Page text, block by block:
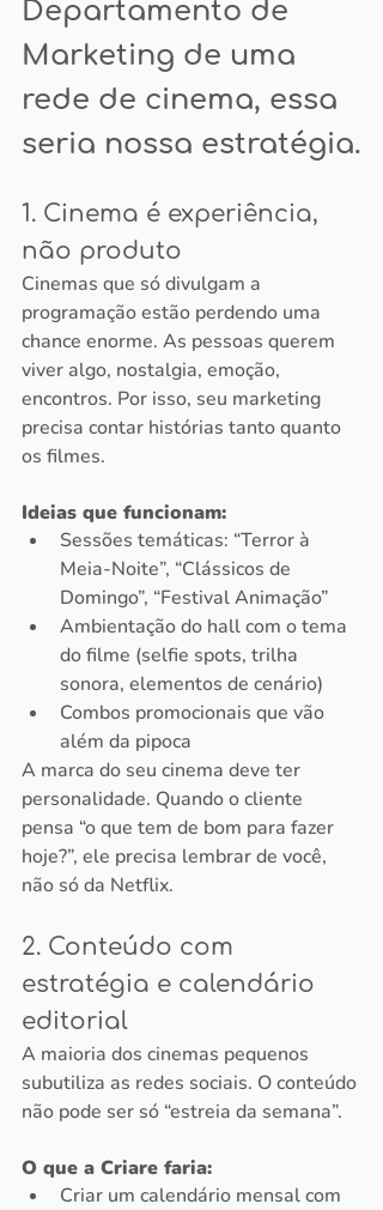
Departamento de
Marketing de uma
rede de cinema, essa
seria nossa estratégia.
1. Cinema é experiência,
não produto
Cinemas que só divulgam a
programação estão perdendo uma
chance enorme. As pessoas querem
viver algo, nostalgia, emoção,
encontros. Por isso, seu marketing
precisa contar histórias tanto quanto
os filmes.
Ideias que funcionam:
Sessões temáticas: “Terror à
Meia-Noite”, “Clássicos de
Domingo”, “Festival Animação”
Ambientação do hall com o tema
do filme (selfie spots, trilha
sonora, elementos de cenário)
Combos promocionais que vão
além da pipoca
A marca do seu cinema deve ter
personalidade. Quando o cliente
pensa “o que tem de bom para fazer
hoje?”, ele precisa lembrar de você,
não só da Netflix.
2. Conteúdo com
estratégia e calendário
editorial
A maioria dos cinemas pequenos
subutiliza as redes sociais. O conteúdo
não pode ser só “estreia da semana”.
O que a Criare faria:
Criar um calendário mensal com